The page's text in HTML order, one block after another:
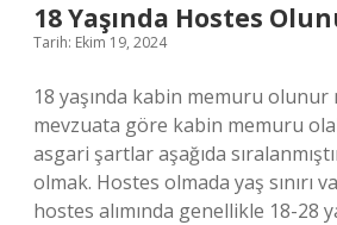
18 Yaşında Hostes
Tarih: Ekim 19, 2024
18 yaşında kabin memuru olunur
mevzuata göre kabin memuru
asgari şartlar aşağıda
olmak. Hostes olmada yaş sınırı
hostes alımında genellikle 18-28